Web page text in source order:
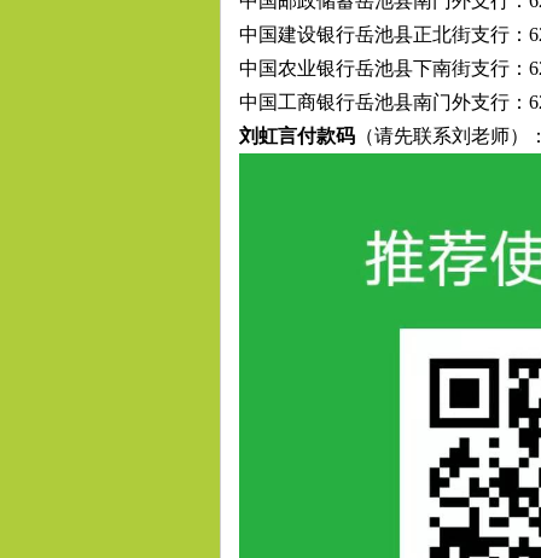
中国建设银行岳池县正北街支行：
中国农业银行岳池县下南街支行：
中国工商银行岳池县南门外支行：
刘虹言付款码 （请先联系刘老师）